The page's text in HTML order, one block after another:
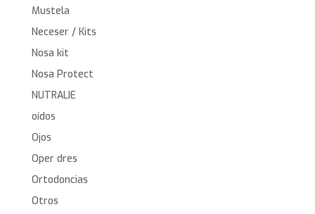
Mustela
Neceser / Kits
Nosa kit
Nosa Protect
NUTRALIE
oídos
Ojos
Oper dres
Ortodoncias
Otros